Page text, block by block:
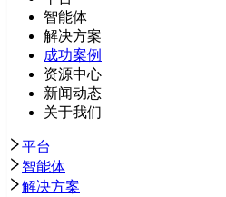
智能体
解决方案
成功案例
资源中心
新闻动态
关于我们
平台
智能体
解决方案